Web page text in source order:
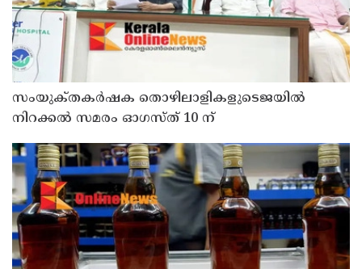
സംയുക്‌തകർഷക തൊഴിലാളികളുടെജയിൽ
നിറക്കൽ സമരം ഓഗസ്ത് 10 ന്